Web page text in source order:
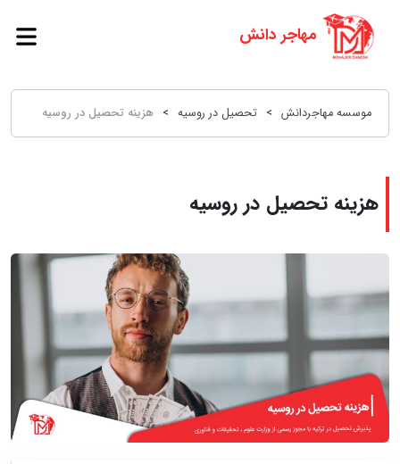
موسسه مهاجردانش > تحصیل در روسیه > هزینه تحصیل در روسیه
هزینه تحصیل در روسیه